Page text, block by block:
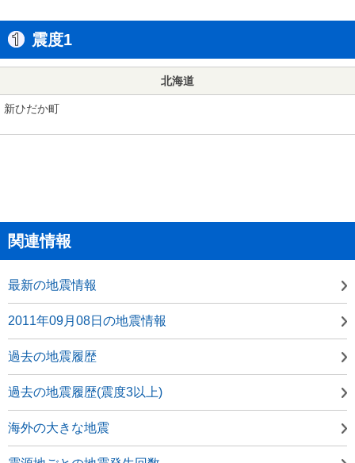
震度1
北海道
新ひだか町
関連情報
最新の地震情報
2011年09月08日の地震情報
過去の地震履歴
過去の地震履歴(震度3以上)
海外の大きな地震